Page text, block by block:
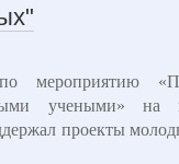
мероприятию
учеными» на
проекты